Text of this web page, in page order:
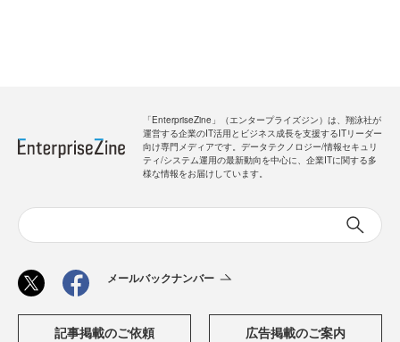
「EnterpriseZine」（エンタープライズジン）は、翔泳社が
運営する企業のIT活用とビジネス成長を支援するITリーダー
向け専門メディアです。データテクノロジー/情報セキュリ
ティ/システム運用の最新動向を中心に、企業ITに関する多
様な情報をお届けしています。
メールバックナンバー
記事掲載のご依頼 広告掲載のご案内